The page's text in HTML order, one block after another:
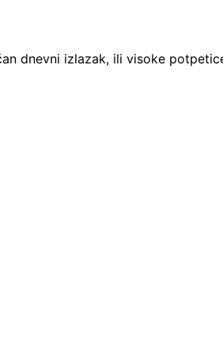
dnevni izlazak, ili visoke